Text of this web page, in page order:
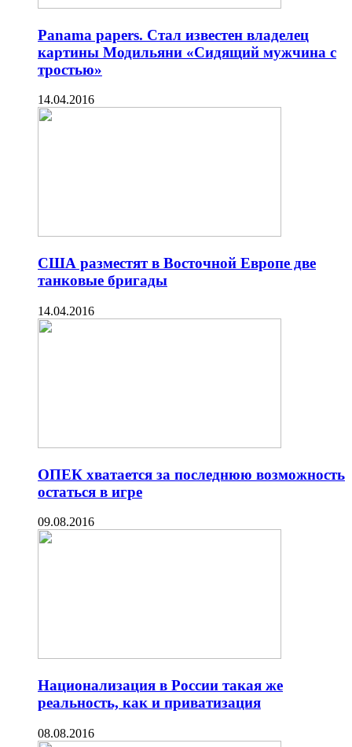
Panama papers. Стал известен владелец
картины Модильяни «Сидящий мужчина с
тростью»
14.04.2016
США разместят в Восточной Европе две
танковые бригады
14.04.2016
ОПЕК хватается за последнюю возможность
остаться в игре
09.08.2016
Национализация в России такая же
реальность, как и приватизация
08.08.2016